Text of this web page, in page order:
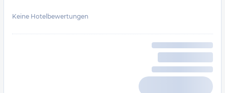
Keine Hotelbewertungen